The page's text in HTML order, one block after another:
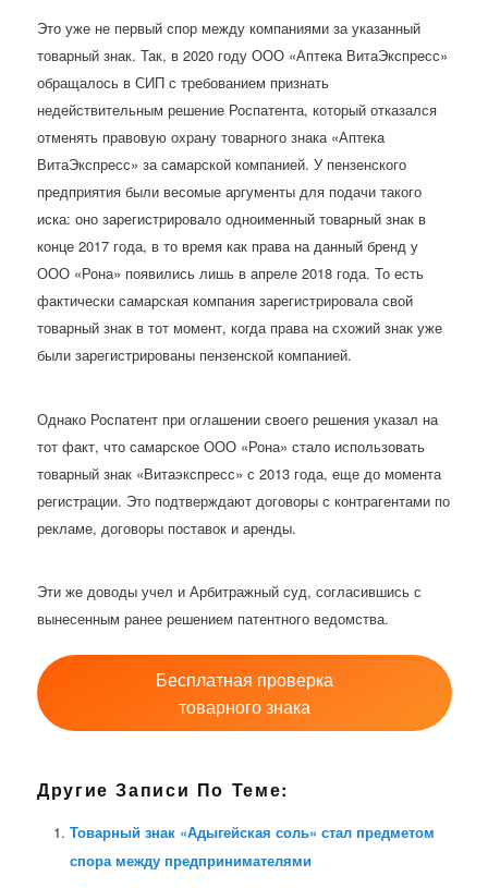
Это уже не первый спор между компаниями за указанный
товарный знак. Так, в 2020 году ООО «Аптека ВитаЭкспресс»
обращалось в СИП с требованием признать
недействительным решение Роспатента, который отказался
отменять правовую охрану товарного знака «Аптека
ВитаЭкспресс» за самарской компанией. У пензенского
предприятия были весомые аргументы для подачи такого
иска: оно зарегистрировало одноименный товарный знак в
конце 2017 года, в то время как права на данный бренд у
ООО «Рона» появились лишь в апреле 2018 года. То есть
фактически самарская компания зарегистрировала свой
товарный знак в тот момент, когда права на схожий знак уже
были зарегистрированы пензенской компанией.
Однако Роспатент при оглашении своего решения указал на
тот факт, что самарское ООО «Рона» стало использовать
товарный знак «Витаэкспресс» с 2013 года, еще до момента
регистрации. Это подтверждают договоры с контрагентами по
рекламе, договоры поставок и аренды.
Эти же доводы учел и Арбитражный суд, согласившись с
вынесенным ранее решением патентного ведомства.
Бесплатная проверка
товарного знака
Другие Записи По Теме:
Товарный знак «Адыгейская соль» стал предметом
спора между предпринимателями